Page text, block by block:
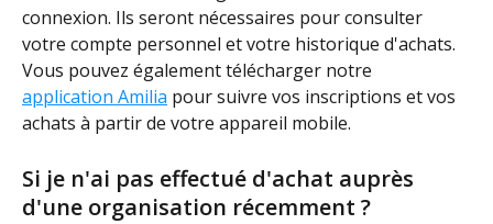
connexion. Ils seront nécessaires pour consulter
votre compte personnel et votre historique d'achats.
Vous pouvez également télécharger notre
application Amilia pour suivre vos inscriptions et vos
achats à partir de votre appareil mobile.
Si je n'ai pas effectué d'achat auprès
d'une organisation récemment ?